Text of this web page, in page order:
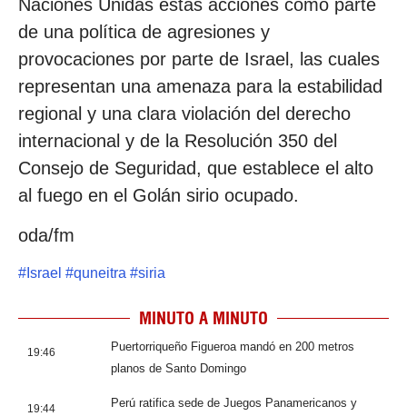
Naciones Unidas estas acciones como parte
de una política de agresiones y
provocaciones por parte de Israel, las cuales
representan una amenaza para la estabilidad
regional y una clara violación del derecho
internacional y de la Resolución 350 del
Consejo de Seguridad, que establece el alto
al fuego en el Golán sirio ocupado.
oda/fm
# Israel #quneitra #siria
MINUTO A MINUTO
19:46
Puertorriqueño Figueroa mandó en 200 metros
planos de Santo Domingo
19:44
Perú ratifica sede de Juegos Panamericanos y